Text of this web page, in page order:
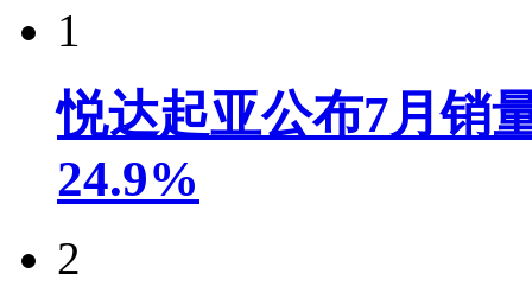
1
悦达起亚公布7月销
24.9%
2